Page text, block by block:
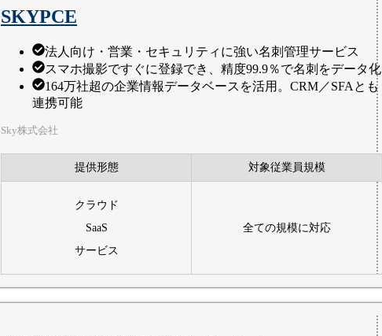
SKYPCE
法人向け・営業・セキュリティに強い名刺管理サービス
スマホ撮影ですぐに登録でき、精度99.9％で名刺をデータ化
164万社超の企業情報データベースを活用。CRM／SFAとも
連携可能
Sky株式会社
提供形態 対象従業員規模
クラウド
SaaS
サービス
全ての規模に対応